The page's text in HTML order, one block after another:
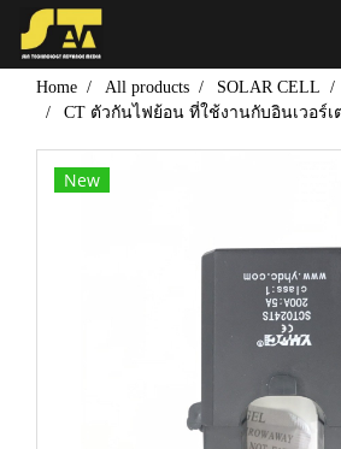
Home All products SOLAR CELL
CT ตัวกันไฟย้อน ที่ใช้งานกับอินเวอร์เ
New